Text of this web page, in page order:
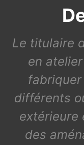
Le titulaire
en
différents
extérieure
des